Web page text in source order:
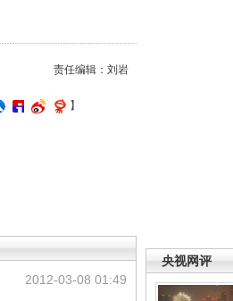
央视网评
责任编辑：刘岩
】
2012-03-08 01:49